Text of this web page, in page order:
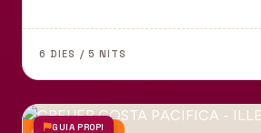
6 DIES / 5 NITS
GUIA PROPI